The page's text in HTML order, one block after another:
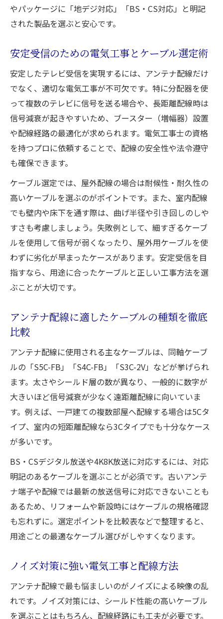
やパッケージに「地デジ対応」「BS・CS対応」と明記
された製品を選ぶと安心です。
安定受信のための電気工事とケーブル選定術
安定したテレビ受信を実現するには、アンテナ配線だけ
でなく、適切な電気工事が不可欠です。特に分配器を使
って複数のテレビに信号を送る場合や、長距離配線時は
信号減衰が起きやすいため、ブースター（増幅器）設置
や配線経路の最適化が求められます。電気工事士の資格
を持つプロに依頼することで、配線の安全性や法令遵守
も確保できます。
ケーブル選定では、屋外配線の場合は耐候性・耐久性の
高いケーブルを選ぶのがポイントです。また、室内配線
でも壁内や床下を通す際は、曲げ半径や引き回しのしや
すさも考慮しましょう。失敗例として、細すぎるケーブ
ルを使用して信号が弱くなったり、屋外用ケーブルを使
わずに劣化が早まったケースがあります。安定受信を目
指すなら、用途に合ったケーブルと正しい工事方法を選
ぶことが大切です。
アンテナ配線に適したケーブルの種類を徹底
比較
アンテナ配線に使用される主なケーブルは、同軸ケーブ
ルの「S5C-FB」「S4C-FB」「S3C-2V」などが挙げられ
ます。太さやシールド層の数が異なり、一般的に数字が
大きいほど信号減衰が少なく遠距離配線に向いていま
す。例えば、一戸建ての複数部屋へ配線する場合は5Cタ
イプ、室内の短距離配線なら3Cタイプでも十分なケース
が多いです。
BS・CSデジタル放送や4K8K放送に対応するには、対応
明記のあるケーブルを選ぶことが必須です。古いアンテ
ナ端子や配線では最新の放送信号に対応できないことも
あるため、リフォームや新設時にはケーブルの規格確認
も忘れずに。選定ポイントを比較表などで整理すると、
用途ごとの最適なケーブル選びがしやすくなります。
ノイズ対策に強い電気工事と配線方法
アンテナ配線で最も悩ましいのがノイズによる映像の乱
れです。ノイズ対策には、シールド性能の高いケーブル
を選ぶことはもちろん、配線経路にも工夫が必要です。